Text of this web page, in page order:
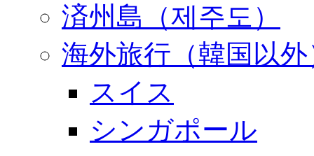
済州島（제주도）
海外旅行（韓国以外
スイス
シンガポール